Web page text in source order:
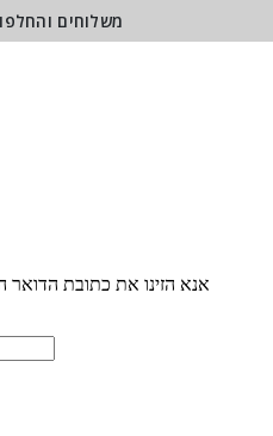
אנא הזינו את כתובת הדואר
משלוחים